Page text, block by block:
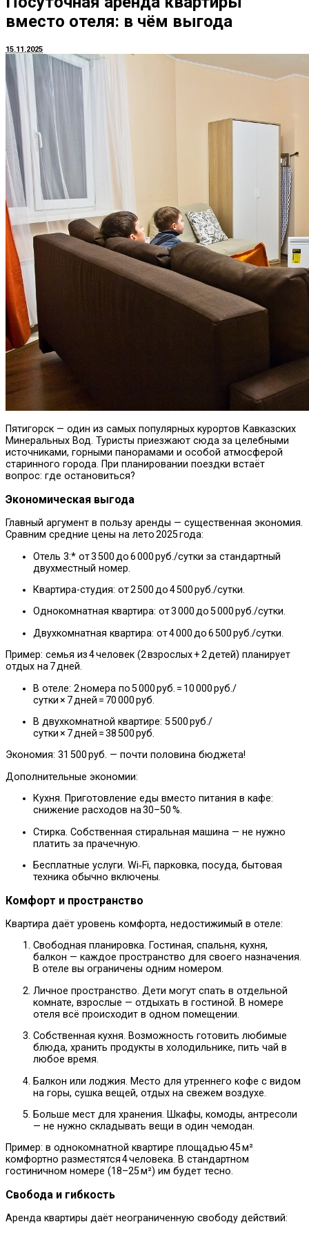
вместо отеля: в чём выгода
15.11.2025
Пятигорск — один из самых популярных курортов Кавказских
Минеральных Вод. Туристы приезжают сюда за целебными
источниками, горными панорамами и особой атмосферой
старинного города. При планировании поездки встаёт
вопрос: где остановиться?
Экономическая выгода
Главный аргумент в пользу аренды — существенная экономия.
Сравним средние цены на лето 2025 года:
Отель 3:* от 3 500 до 6 000 руб./сутки за стандартный
двухместный номер.
Квартира-студия: от 2 500 до 4 500 руб./сутки.
Однокомнатная квартира: от 3 000 до 5 000 руб./сутки.
Двухкомнатная квартира: от 4 000 до 6 500 руб./сутки.
Пример: семья из 4 человек (2 взрослых + 2 детей) планирует
отдых на 7 дней.
В отеле: 2 номера по 5 000 руб. = 10 000 руб./
сутки × 7 дней = 70 000 руб.
В двухкомнатной квартире: 5 500 руб./
сутки × 7 дней = 38 500 руб.
Экономия: 31 500 руб. — почти половина бюджета!
Дополнительные экономии:
Кухня. Приготовление еды вместо питания в кафе:
снижение расходов на 30–50 %.
Стирка. Собственная стиральная машина — не нужно
платить за прачечную.
Бесплатные услуги. Wi‑Fi, парковка, посуда, бытовая
техника обычно включены.
Комфорт и пространство
Квартира даёт уровень комфорта, недостижимый в отеле:
Свободная планировка. Гостиная, спальня, кухня,
балкон — каждое пространство для своего назначения.
В отеле вы ограничены одним номером.
Личное пространство. Дети могут спать в отдельной
комнате, взрослые — отдыхать в гостиной. В номере
отеля всё происходит в одном помещении.
Собственная кухня. Возможность готовить любимые
блюда, хранить продукты в холодильнике, пить чай в
любое время.
Балкон или лоджия. Место для утреннего кофе с видом
на горы, сушка вещей, отдых на свежем воздухе.
Больше мест для хранения. Шкафы, комоды, антресоли
— не нужно складывать вещи в один чемодан.
Пример: в однокомнатной квартире площадью 45 м²
комфортно разместятся 4 человека. В стандартном
гостиничном номере (18–25 м²) им будет тесно.
Свобода и гибкость
Аренда квартиры даёт неограниченную свободу действий: